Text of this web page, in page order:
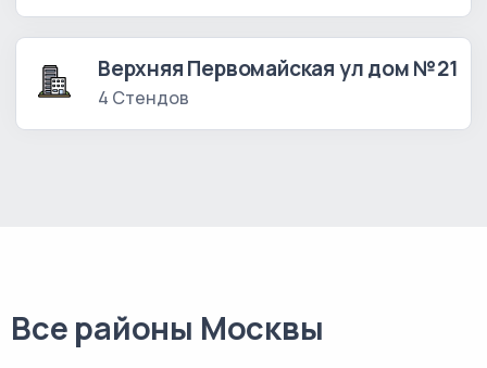
Верхняя Первомайская ул дом №21
4 Стендов
Все районы Москвы